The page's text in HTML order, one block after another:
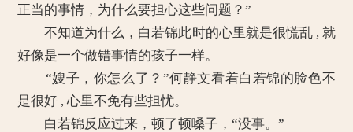
正当的事情，为什么要担心这些问题？”
不知道为什么，白若锦此时的心里就是很慌乱 , 就
好像是一个做错事情的孩子一样。
“嫂子，你怎么了？”何静文看着白若锦的脸色不
是很好 , 心里不免有些担忧。
白若锦反应过来，顿了顿嗓子，“没事。”